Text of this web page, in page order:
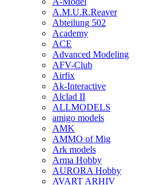
A.M.U.R.Reaver
Abteilung 502
Academy
ACE
Advanced Modeling
AFV-Club
Airfix
Ak-Interactive
Alclad II
ALLMODELS
amigo models
AMK
AMMO of Mig
Ark models
Arma Hobby
AURORA Hobby
AVART ARHIV